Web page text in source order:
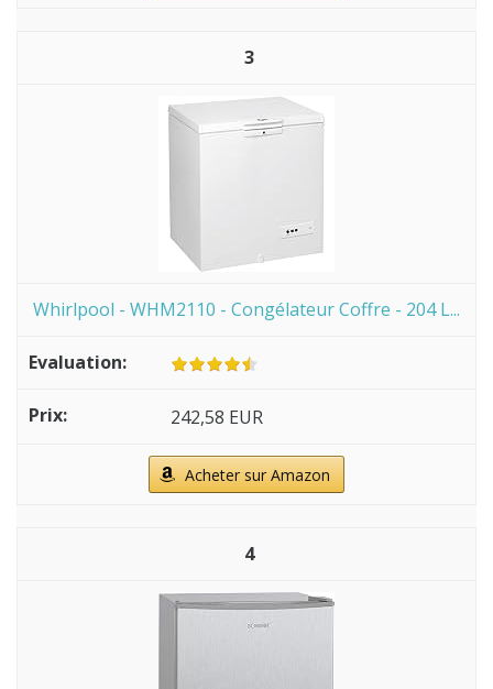
3
Whirlpool - WHM2110 - Congélateur Coffre - 204 L...
242,58 EUR
Acheter sur Amazon
4